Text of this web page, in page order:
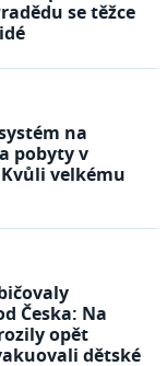
se těžce
na
pobyty v
velkému
Česka: Na
opět
dětské